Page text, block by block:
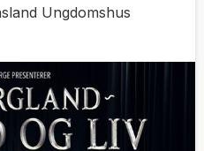
Ungdomshus